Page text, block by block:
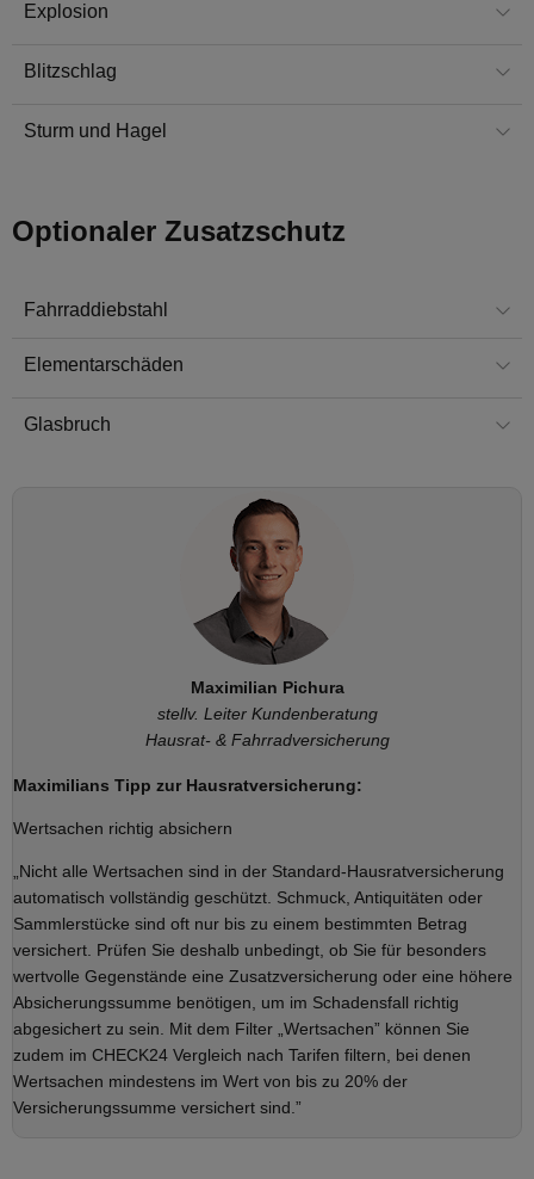
Explosion
Blitzschlag
Sturm und Hagel
Optionaler Zusatzschutz
Fahrraddiebstahl
Elementarschäden
Glasbruch
Maximilian Pichura
stellv. Leiter Kundenberatung
Hausrat- & Fahrradversicherung
Maximilians Tipp zur Hausratversicherung:
Wertsachen richtig absichern
„Nicht alle Wertsachen sind in der Standard-Hausratversicherung
automatisch vollständig geschützt. Schmuck, Antiquitäten oder
Sammlerstücke sind oft nur bis zu einem bestimmten Betrag
versichert. Prüfen Sie deshalb unbedingt, ob Sie für besonders
wertvolle Gegenstände eine Zusatzversicherung oder eine höhere
Absicherungssumme benötigen, um im Schadensfall richtig
abgesichert zu sein. Mit dem Filter „Wertsachen” können Sie
zudem im CHECK24 Vergleich nach Tarifen filtern, bei denen
Wertsachen mindestens im Wert von bis zu 20% der
Versicherungssumme versichert sind.”